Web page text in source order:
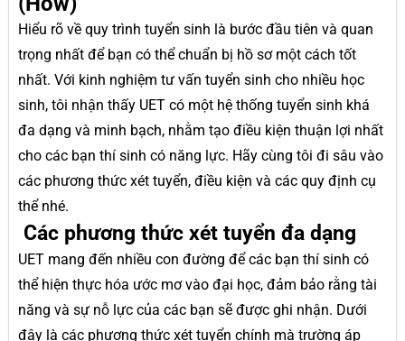
Hiểu rõ về quy trình tuyển sinh là bước đầu tiên và quan
trọng nhất để bạn có thể chuẩn bị hồ sơ một cách tốt
nhất. Với kinh nghiệm tư vấn tuyển sinh cho nhiều học
sinh, tôi nhận thấy UET có một hệ thống tuyển sinh khá
đa dạng và minh bạch, nhằm tạo điều kiện thuận lợi nhất
cho các bạn thí sinh có năng lực. Hãy cùng tôi đi sâu vào
các phương thức xét tuyển, điều kiện và các quy định cụ
thể nhé.
Các phương thức xét tuyển đa dạng
UET mang đến nhiều con đường để các bạn thí sinh có
thể hiện thực hóa ước mơ vào đại học, đảm bảo rằng tài
năng và sự nỗ lực của các bạn sẽ được ghi nhận. Dưới
đây là các phương thức xét tuyển chính mà trường áp